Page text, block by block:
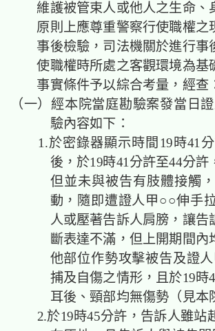
維護被管束人或他人之生命
原則上應尊重警察行使職權
事後檢驗，司法機關於進行
使職權時所處之客觀環境為
事實條件予以綜合考量，經查
（一）經本院當庭勘驗案發當日
驗內容如下：
1.於密錄器顯示時間19時41分
後，於19時41分許至44分
但並未與被告有肢體接觸
動，隨即遭證人甲○○伸手
人或壓著告訴人肩膀，讓
斷表達不滿，但上開期間
他部位作勢攻擊被告及證
捕及自傷之情形，且於19時
耳後、頸部均無傷勢（見本
2.於19時45分許，告訴人雖站